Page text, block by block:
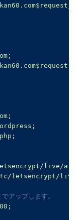
$request_uri
$request_uri
live/
letsencrypt/live/
アップします。
;